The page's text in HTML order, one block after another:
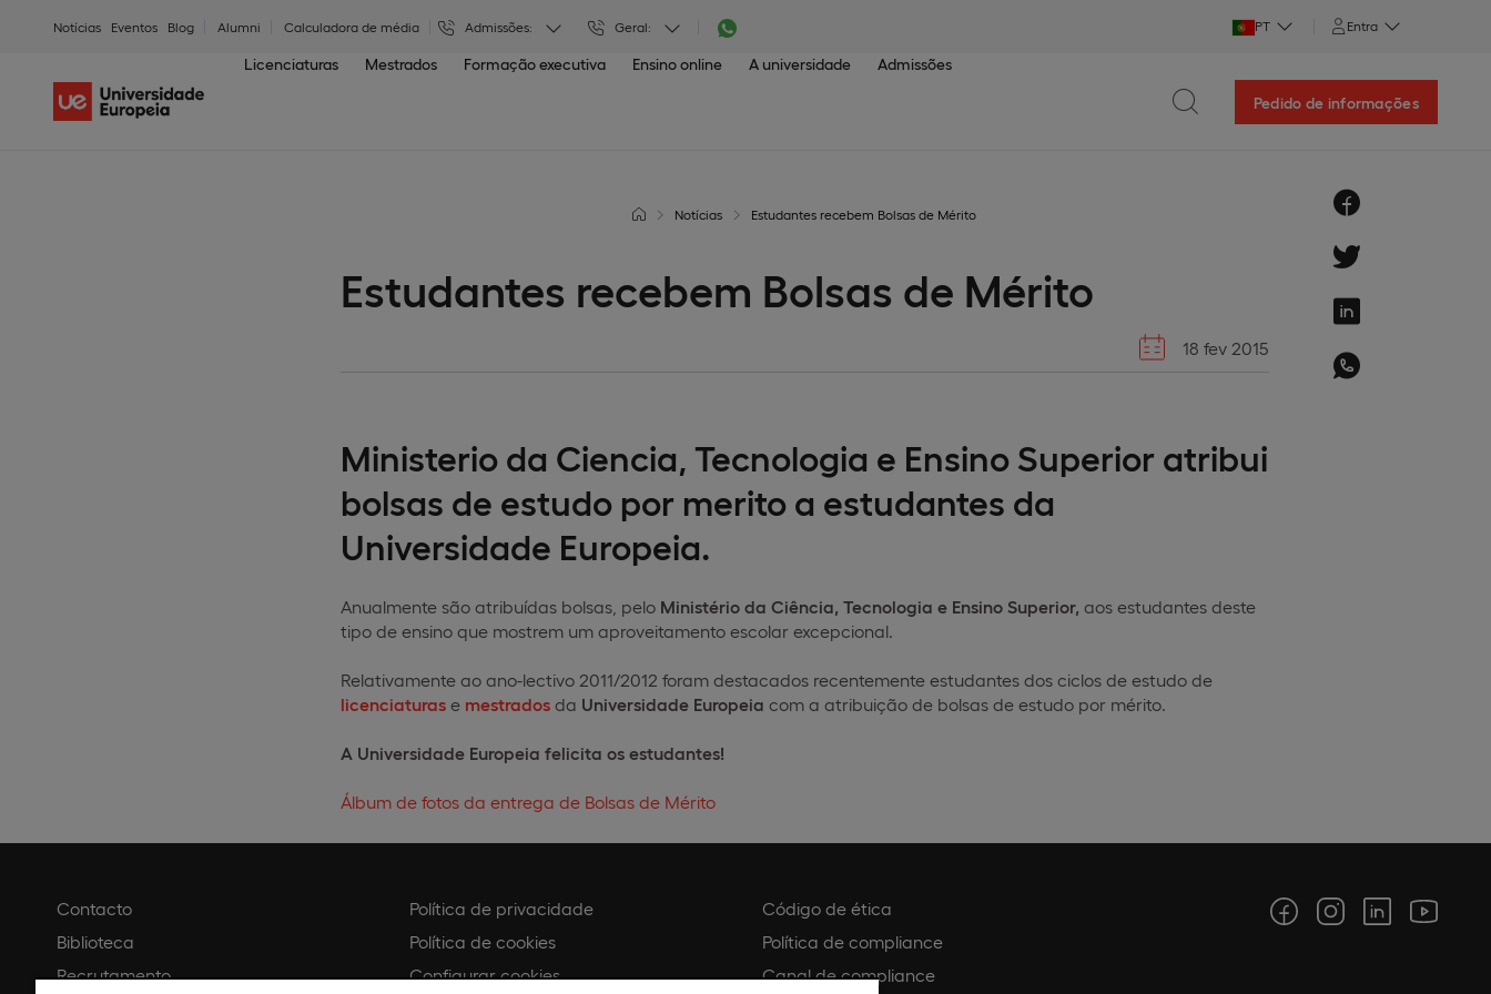
Notícias Eventos Blog Alumni Calculadora de média Admissões: Geral: PT Entra
Licenciaturas Mestrados Formação executiva Ensino online A universidade Admissões
Pedido de informações
Notícias Estudantes recebem Bolsas de Mérito
Estudantes recebem Bolsas de Mérito
18 fev 2015
Ministerio da Ciencia, Tecnologia e Ensino Superior atribui
bolsas de estudo por merito a estudantes da
Universidade Europeia.
Anualmente são atribuídas bolsas, pelo Ministério da Ciência, Tecnologia e Ensino Superior, aos estudantes deste
tipo de ensino que mostrem um aproveitamento escolar excepcional.
Relativamente ao ano-lectivo 2011/2012 foram destacados recentemente estudantes dos ciclos de estudo de
licenciaturase mestradosda Universidade Europeia com a atribuição de bolsas de estudo por mérito.
A Universidade Europeia felicita os estudantes!
Álbum de fotos da entrega de Bolsas de Mérito
Contacto
Biblioteca
Recrutamento
Política de privacidade
Política de cookies
Configurar cookies
Código de ética
Política de compliance
Canal de compliance